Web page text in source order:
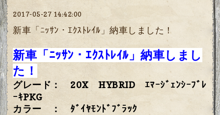
2017-05-27 14:42:00
新車「ﾆｯｻﾝ・ｴｸｽﾄﾚｲﾙ」納車しました！
新車「ﾆｯｻﾝ・ｴｸｽﾄﾚｲﾙ」納車しまし
た！
グレード： 20X HYBRID ｴﾏｰｼﾞｪﾝｼｰﾌﾞﾚ
ｰｷPKG
カラー ： ﾀﾞｲﾔﾓﾝﾄﾞﾌﾞﾗｯｸ